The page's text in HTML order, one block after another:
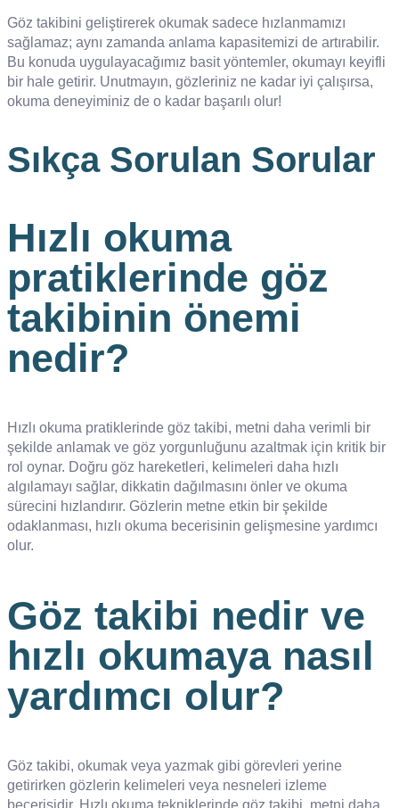
Göz takibini geliştirerek okumak sadece hızlanmamızı
sağlamaz; aynı zamanda anlama kapasitemizi de artırabilir.
Bu konuda uygulayacağımız basit yöntemler, okumayı keyifli
bir hale getirir. Unutmayın, gözleriniz ne kadar iyi çalışırsa,
okuma deneyiminiz de o kadar başarılı olur!
Sıkça Sorulan Sorular
Hızlı okuma
pratiklerinde göz
takibinin önemi
nedir?
Hızlı okuma pratiklerinde göz takibi, metni daha verimli bir
şekilde anlamak ve göz yorgunluğunu azaltmak için kritik bir
rol oynar. Doğru göz hareketleri, kelimeleri daha hızlı
algılamayı sağlar, dikkatin dağılmasını önler ve okuma
sürecini hızlandırır. Gözlerin metne etkin bir şekilde
odaklanması, hızlı okuma becerisinin gelişmesine yardımcı
olur.
Göz takibi nedir ve
hızlı okumaya nasıl
yardımcı olur?
Göz takibi, okumak veya yazmak gibi görevleri yerine
getirirken gözlerin kelimeleri veya nesneleri izleme
becerisidir. Hızlı okuma tekniklerinde göz takibi, metni daha